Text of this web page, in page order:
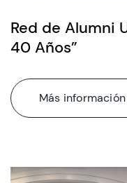
Red de Alumni
40 Años”
Más información